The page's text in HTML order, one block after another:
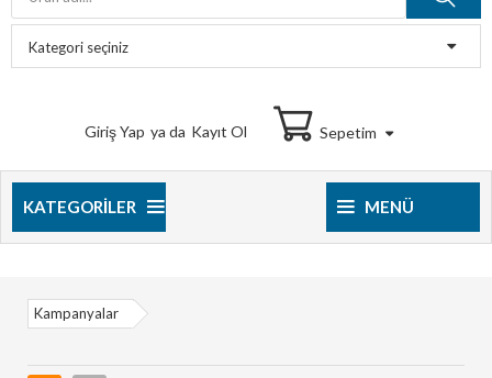
Giriş Yap ya da Kayıt Ol Sepetim
KATEGORILER MENÜ
Kampanyalar